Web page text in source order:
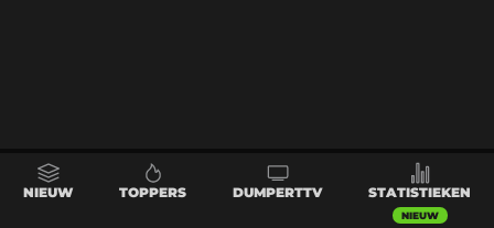
NIEUW TOPPERS DUMPERTTV STATISTIEKEN
NIEUW